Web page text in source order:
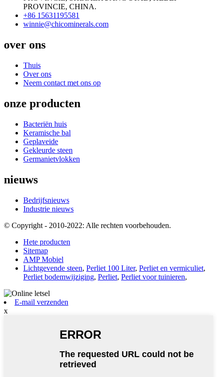
PROVINCIE, CHINA.
+86 15631195581
winnie@chicominerals.com
over ons
Thuis
Over ons
Neem contact met ons op
onze producten
Bacteriën huis
Keramische bal
Geplaveide
Gekleurde steen
Germanietvlokken
nieuws
Bedrijfsnieuws
Industrie nieuws
© Copyright - 2010-2022: Alle rechten voorbehouden.
Hete producten
Sitemap
AMP Mobiel
Lichtgevende steen, Perliet 100 Liter, Perliet en vermiculiet,
Perliet bodemwijziging, Perliet, Perliet voor tuinieren,
E-mail verzenden
x